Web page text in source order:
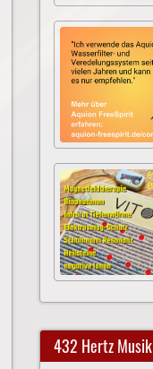
432 Hertz Musik